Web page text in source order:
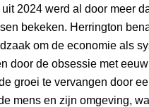
uit 2024 werd al door meer
bekeken. Herrington
om de economie als
door de obsessie met
groei te vervangen door
mens en zijn omgeving,